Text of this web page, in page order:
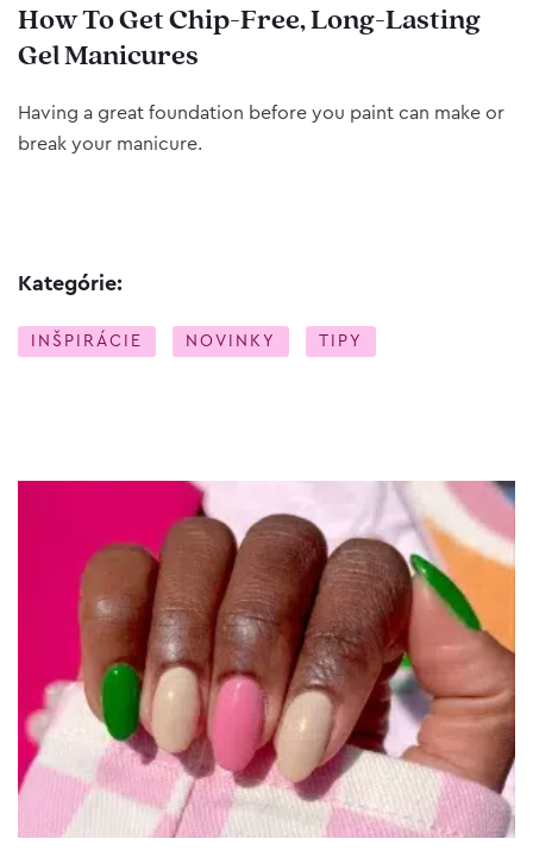
How To Get Chip-Free, Long-Lasting
Gel Manicures
Having a great foundation before you paint can make or
break your manicure.
Kategórie:
INŠPIRÁCIE NOVINKY TIPY